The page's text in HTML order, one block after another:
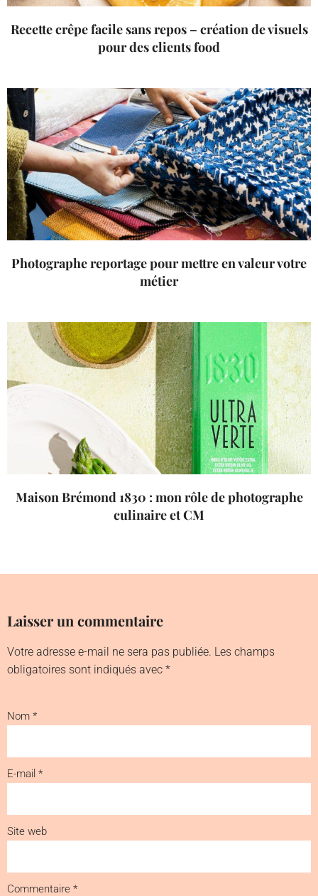
Recette crêpe facile sans repos – création de visuels
pour des clients food
Photographe reportage pour mettre en valeur votre
métier
Maison Brémond 1830 : mon rôle de photographe
culinaire et CM
Laisser un commentaire
Votre adresse e-mail ne sera pas publiée. Les champs
obligatoires sont indiqués avec *
Nom *
E-mail *
Site web
Commentaire *